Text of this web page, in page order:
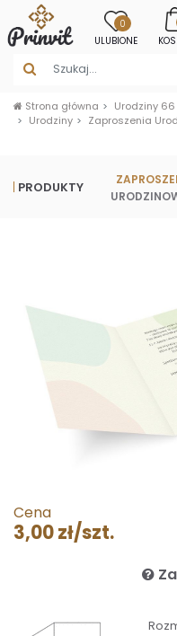
0
ULUBIONE
Strona główna
Urodziny
Urodziny
Zaproszenia
PRODUKTY
Cena
3,00 zł/szt.